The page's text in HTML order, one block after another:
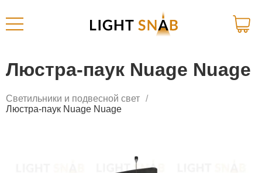
Люстра-паук Nuage Nuage
Светильники и подвесной свет
Люстра-паук Nuage Nuage